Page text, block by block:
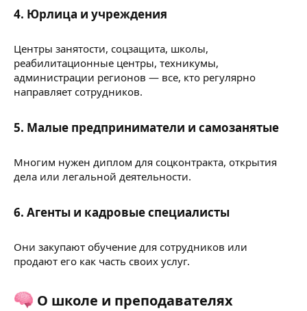
4. Юрлица и учреждения
Центры занятости, соцзащита, школы,
реабилитационные центры, техникумы,
администрации регионов — все, кто регулярно
направляет сотрудников.
5. Малые предприниматели и самозанятые
Многим нужен диплом для соцконтракта, открытия
дела или легальной деятельности.
6. Агенты и кадровые специалисты
Они закупают обучение для сотрудников или
продают его как часть своих услуг.
О школе и преподавателях